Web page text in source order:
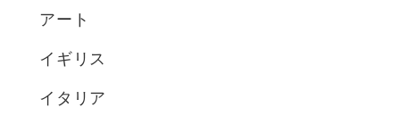
アート
イギリス
イタリア